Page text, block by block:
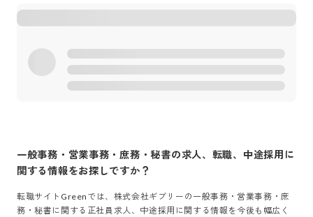
一般事務・営業事務・庶務・秘書の求人、転職、中途採用に
関する情報をお探しですか？
転職サイトGreenでは、 株式会社ギブリー の 一般事務・営業事務・庶
務・秘書 に関する正社員求人、中途採用に関する情報を今後も幅広く